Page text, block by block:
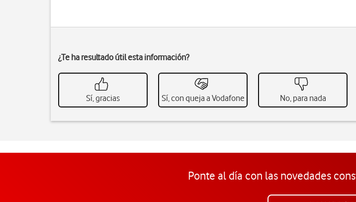
¿Te ha resultado útil esta información?
Sí, gracias Sí, con queja a Vodafone No, para nada
Ponte al día con las novedades